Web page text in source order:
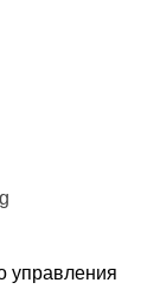
управления